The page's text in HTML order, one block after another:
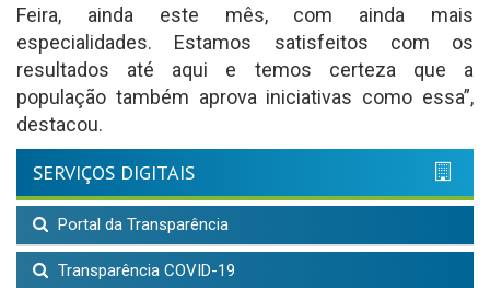
Feira, ainda este mês, com ainda mais
especialidades. Estamos satisfeitos com os
resultados até aqui e temos certeza que a
população também aprova iniciativas como essa”,
destacou.
SERVIÇOS DIGITAIS
Portal da Transparência
Transparência COVID-19